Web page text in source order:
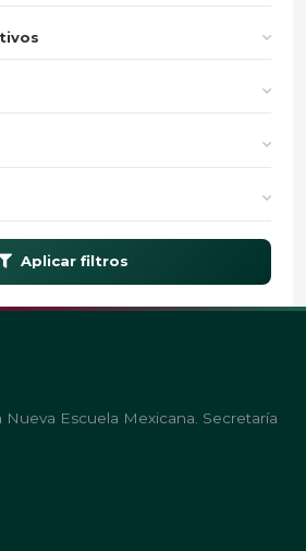
Aplicar filtros
Nueva Escuela Mexicana. Secretaría